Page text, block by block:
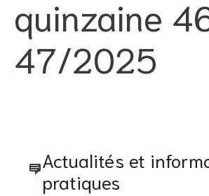
quinzaine
47/2025
Actualités et
pratiques